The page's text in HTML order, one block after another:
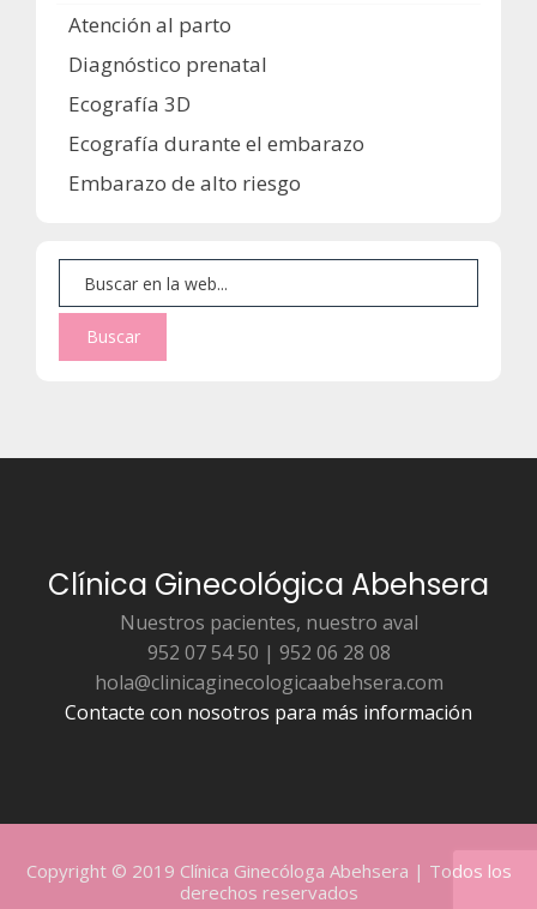
Atención al parto
Diagnóstico prenatal
Ecografía 3D
Ecografía durante el embarazo
Embarazo de alto riesgo
Clínica Ginecológica Abehsera
Nuestros pacientes, nuestro aval
952 07 54 50 | 952 06 28 08
hola@clinicaginecologicaabehsera.com
Contacte con nosotros para más información
Copyright © 2019 Clínica Ginecóloga Abehsera | Todos los
derechos reservados